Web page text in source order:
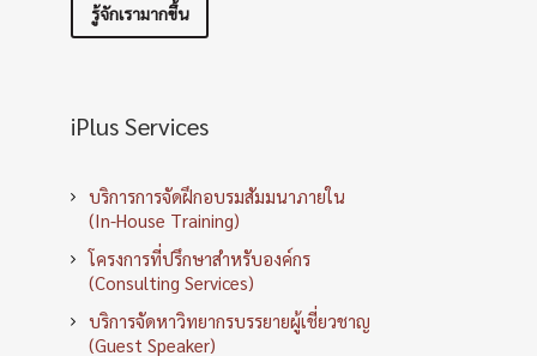
รู้จักเรามากขึ้น
iPlus Services
บริการการจัดฝึกอบรมสัมมนาภายใน
(In-House Training)
โครงการที่ปรึกษาสำหรับองค์กร
(Consulting Services)
บริการจัดหาวิทยากรบรรยายผู้เชี่ยวชาญ
(Guest Speaker)